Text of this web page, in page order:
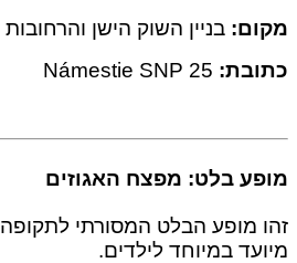
בניין השוק הישן והרחובות
Námestie SNP 25
בלט: מפצח האגוזים
הבלט המסורתי לתקופה זו
במיוחד לילדים.